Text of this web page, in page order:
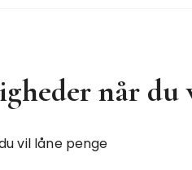
når du